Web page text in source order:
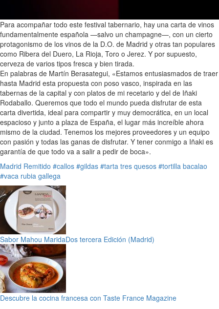
Para acompañar todo este festival tabernario, hay una carta de vinos
fundamentalmente española —salvo un champagne—, con un cierto
protagonismo de los vinos de la D.O. de Madrid y otras tan populares
como Ribera del Duero, La Rioja, Toro o Jerez. Y por supuesto,
cerveza de varios tipos fresca y bien tirada.
En palabras de Martín Berasategui, «Estamos entusiasmados de traer
hasta Madrid esta propuesta con poso vasco, inspirada en las
tabernas de la capital y con platos de mi recetario y del de Iñaki
Rodaballo. Queremos que todo el mundo pueda disfrutar de esta
carta divertida, ideal para compartir y muy democrática, en un local
espacioso y junto a plaza de España, el lugar más increíble ahora
mismo de la ciudad. Tenemos los mejores proveedores y un equipo
con pasión y todas las ganas de disfrutar. Y tener conmigo a Iñaki es
garantía de que todo va a salir a pedir de boca».
Madrid Remitido #callos #gildas #tarta tres quesos #tortilla bacalao
#vaca rubia gallega
Sabor Mahou MaridaDos tercera Edición (Madrid)
Descubre la cocina francesa con Taste France Magazine